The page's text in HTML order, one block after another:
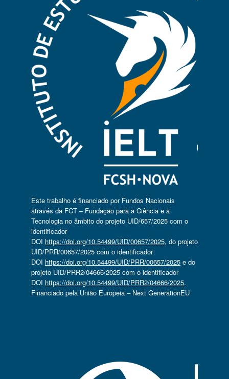
Este trabalho é financiado por Fundos Nacionais
através da FCT – Fundação para a Ciência e a
Tecnologia no âmbito do projeto UID/657/2025 com o
identificador
DOI https://doi.org/10.54499/UID/00657/2025, do projeto
UID/PRR/00657/2025 com o identificador
DOI https://doi.org/10.54499/UID/PRR/00657/2025e do
projeto UID/PRR2/04666/2025 com o identificador
DOI https://doi.org/10.54499/UID/PRR2/04666/2025.
Financiado pela União Europeia – Next GenerationEU